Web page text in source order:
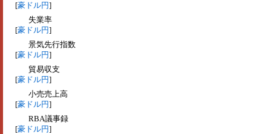
[豪ドル円]
失業率
[豪ドル円]
景気先行指数
[豪ドル円]
貿易収支
[豪ドル円]
小売売上高
[豪ドル円]
RBA議事録
[豪ドル円]